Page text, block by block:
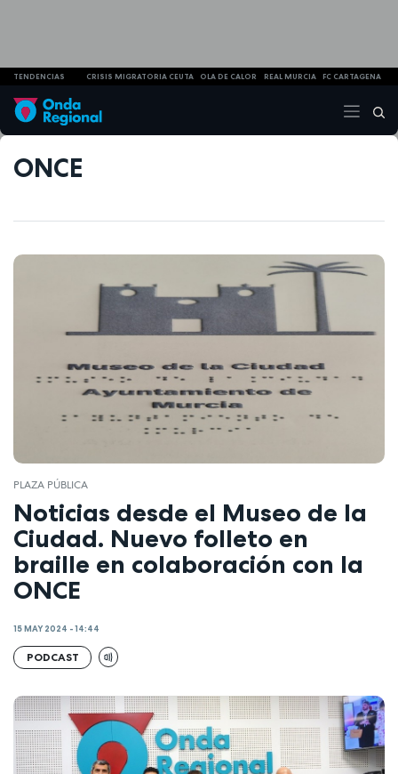
TENDENCIAS CRISIS MIGRATORIA CEUTA OLA DE CALOR REAL MURCIA FC CARTAGENA
ONCE
PLAZA PÚBLICA
Noticias desde el Museo de la
Ciudad. Nuevo folleto en
braille en colaboración con la
ONCE
15 MAY 2024 - 14:44
PODCAST